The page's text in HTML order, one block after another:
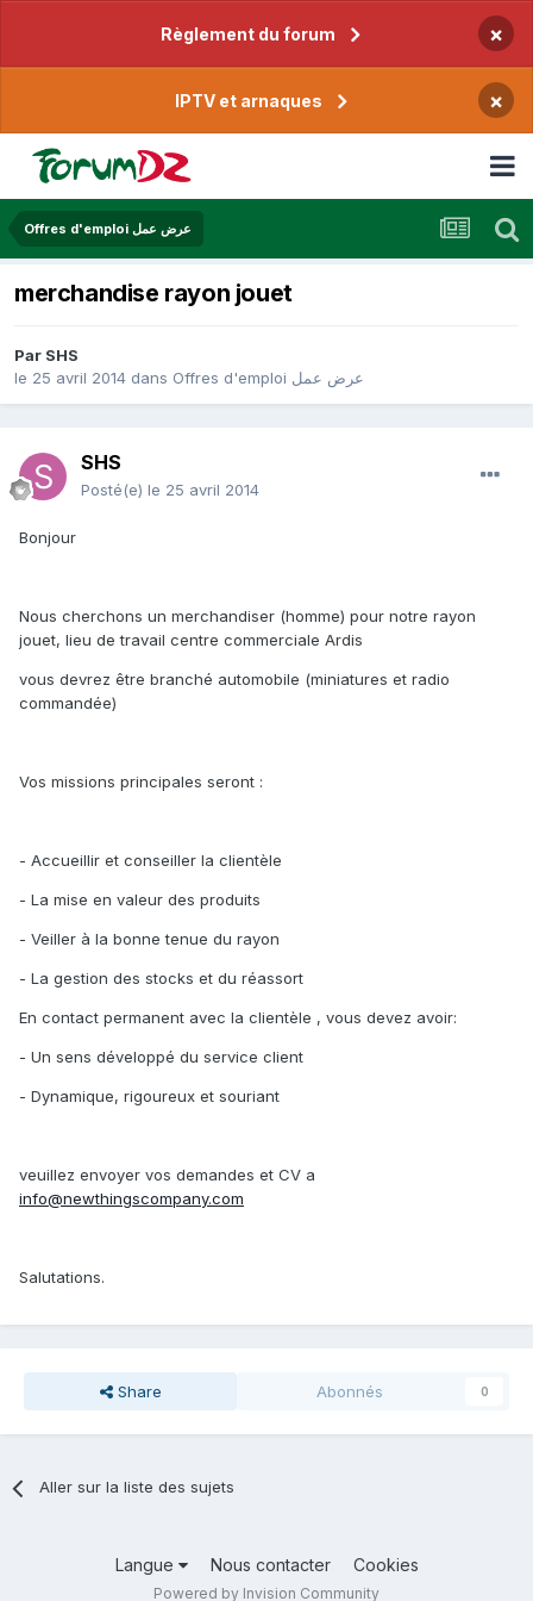
Règlement du forum ×
IPTV et arnaques ×
Offres d'emploi عرض عمل
merchandise rayon jouet
Par SHS
le 25 avril 2014 dans Offres d'emploi عرض عمل
SHS
Posté(e) le 25 avril 2014
Bonjour
Nous cherchons un merchandiser (homme) pour notre rayon
jouet, lieu de travail centre commerciale Ardis
vous devrez être branché automobile (miniatures et radio
commandée)
Vos missions principales seront :
- Accueillir et conseiller la clientèle
- La mise en valeur des produits
- Veiller à la bonne tenue du rayon
- La gestion des stocks et du réassort
En contact permanent avec la clientèle , vous devez avoir:
- Un sens développé du service client
- Dynamique, rigoureux et souriant
veuillez envoyer vos demandes et CV a
info@newthingscompany.com
Salutations.
Share Abonnés 0
Aller sur la liste des sujets
Langue Nous contacter Cookies
Powered by Invision Community